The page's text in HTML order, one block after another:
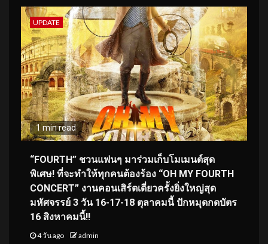
UPDATE
1 min read
“FOURTH” ชวนแฟนๆ มาร่วมเก็บโมเมนต์สุด
พิเศษ! ที่จะทำให้ทุกคนต้องร้อง “OH MY FOURTH
CONCERT” งานคอนเสิร์ตเดี่ยวครั้งยิ่งใหญ่สุด
มหัศจรรย์ 3 วัน 16-17-18 ตุลาคมนี้ ปักหมุดกดบัตร
16 สิงหาคมนี้!!
4 วัน ago admin